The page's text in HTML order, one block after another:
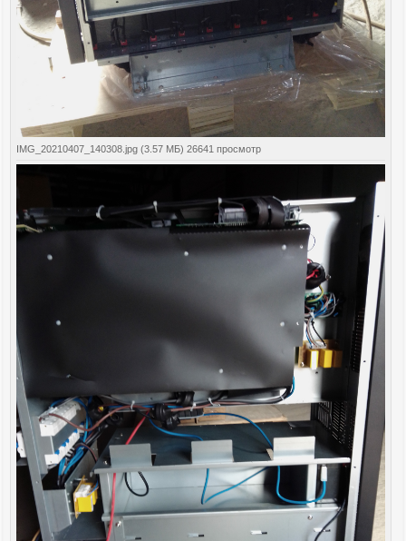
IMG_20210407_140308.jpg (3.57 МБ) 26641 просмотр